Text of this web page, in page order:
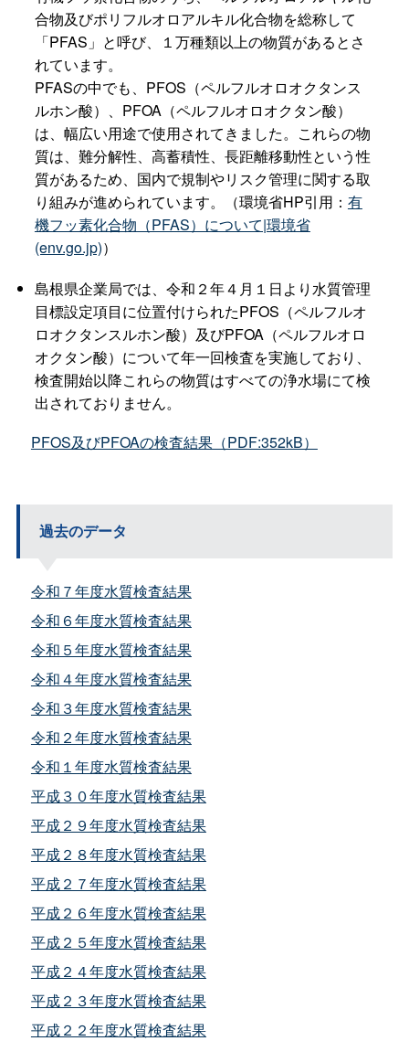
合物及びポリフルオロアルキル化合物を総称して
「PFAS」と呼び、１万種類以上の物質があるとさ
れています。
PFASの中でも、PFOS（ペルフルオロオクタンス
ルホン酸）、PFOA（ペルフルオロオクタン酸）
は、幅広い用途で使用されてきました。これらの物
質は、難分解性、高蓄積性、長距離移動性という性
質があるため、国内で規制やリスク管理に関する取
り組みが進められています。（環境省HP引用： 有
機フッ素化合物（PFAS）について|環境省
(env.go.jp)）
島根県企業局では、令和２年４月１日より水質管理
目標設定項目に位置付けられたPFOS（ペルフルオ
ロオクタンスルホン酸）及びPFOA（ペルフルオロ
オクタン酸）について年一回検査を実施しており、
検査開始以降これらの物質はすべての浄水場にて検
出されておりません。
PFOS及びPFOAの検査結果（PDF:352kB）
過去のデータ
令和７年度水質検査結果
令和６年度水質検査結果
令和５年度水質検査結果
令和４年度水質検査結果
令和３年度水質検査結果
令和２年度水質検査結果
令和１年度水質検査結果
平成３０年度水質検査結果
平成２９年度水質検査結果
平成２８年度水質検査結果
平成２７年度水質検査結果
平成２６年度水質検査結果
平成２５年度水質検査結果
平成２４年度水質検査結果
平成２３年度水質検査結果
平成２２年度水質検査結果